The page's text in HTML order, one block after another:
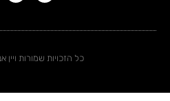
כל הזכויות שמורות ויין